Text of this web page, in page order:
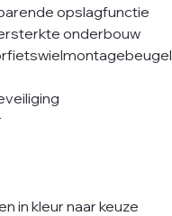
opslagfunctie
onderbouw
in kleur naar keuze